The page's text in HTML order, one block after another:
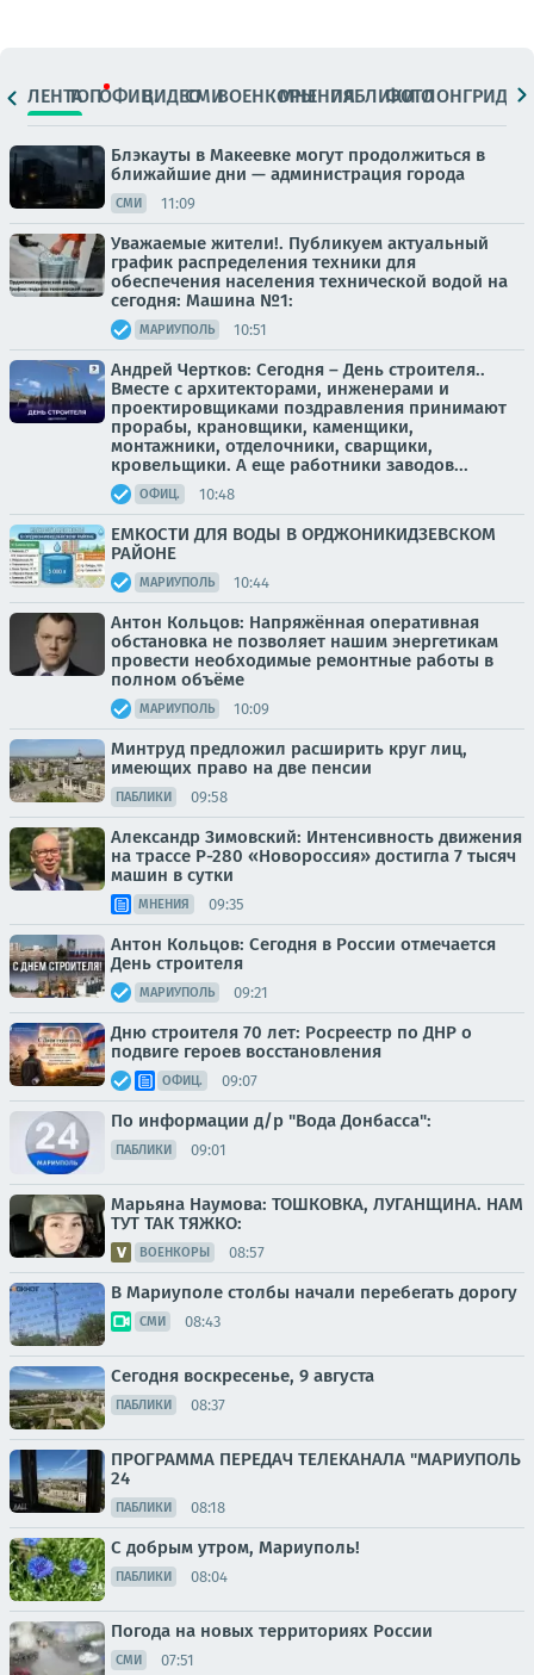
ЛЕНТАТОПОФИЦ.ВИДЕОСМИВОЕНКОРЫМНЕНИЯПАБЛИКИ
ФОТОЛОНГРИДЫ
Блэкауты в Макеевке могут продолжиться в
ближайшие дни — администрация города
СМИ 11:09
Уважаемые жители!. Публикуем актуальный
график распределения техники для
обеспечения населения технической водой на
сегодня: Машина №1:
МАРИУПОЛЬ 10:51
Андрей Чертков: Сегодня – День строителя..
Вместе с архитекторами, инженерами и
проектировщиками поздравления принимают
прорабы, крановщики, каменщики,
монтажники, отделочники, сварщики,
кровельщики. А еще работники заводов...
ОФИЦ. 10:48
ЕМКОСТИ ДЛЯ ВОДЫ В ОРДЖОНИКИДЗЕВСКОМ
РАЙОНЕ
МАРИУПОЛЬ 10:44
Антон Кольцов: Напряжённая оперативная
обстановка не позволяет нашим энергетикам
провести необходимые ремонтные работы в
полном объёме
МАРИУПОЛЬ 10:09
Минтруд предложил расширить круг лиц,
имеющих право на две пенсии
ПАБЛИКИ 09:58
Александр Зимовский: Интенсивность движения
на трассе Р-280 «Новороссия» достигла 7 тысяч
машин в сутки
МНЕНИЯ 09:35
Антон Кольцов: Сегодня в России отмечается
День строителя
МАРИУПОЛЬ 09:21
Дню строителя 70 лет: Росреестр по ДНР о
подвиге героев восстановления
ОФИЦ. 09:07
По информации д/р "Вода Донбасса":
ПАБЛИКИ 09:01
Марьяна Наумова: ТОШКОВКА, ЛУГАНЩИНА. НАМ
ТУТ ТАК ТЯЖКО:
ВОЕНКОРЫ 08:57
В Мариуполе столбы начали перебегать дорогу
СМИ 08:43
Сегодня воскресенье, 9 августа
ПАБЛИКИ 08:37
ПРОГРАММА ПЕРЕДАЧ ТЕЛЕКАНАЛА "МАРИУПОЛЬ
24
ПАБЛИКИ 08:18
С добрым утром, Мариуполь!
ПАБЛИКИ 08:04
Погода на новых территориях России
СМИ 07:51